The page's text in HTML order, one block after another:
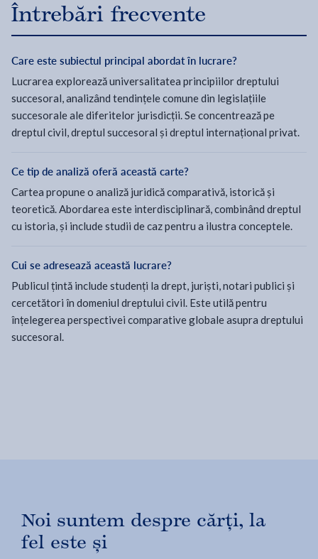
Întrebări frecvente
Care este subiectul principal abordat în lucrare?
Lucrarea explorează universalitatea principiilor dreptului
succesoral, analizând tendințele comune din legislațiile
succesorale ale diferitelor jurisdicții. Se concentrează pe
dreptul civil, dreptul succesoral și dreptul internațional privat.
Ce tip de analiză oferă această carte?
Cartea propune o analiză juridică comparativă, istorică și
teoretică. Abordarea este interdisciplinară, combinând dreptul
cu istoria, și include studii de caz pentru a ilustra conceptele.
Cui se adresează această lucrare?
Publicul țintă include studenți la drept, juriști, notari publici și
cercetători în domeniul dreptului civil. Este utilă pentru
înțelegerea perspectivei comparative globale asupra dreptului
succesoral.
Noi suntem despre cărți, la
fel este și